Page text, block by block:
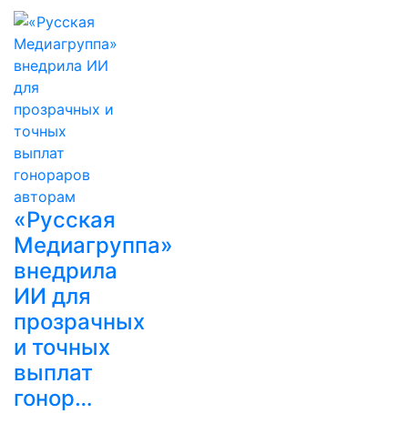
«Русская
Медиагруппа»
внедрила
ИИ для
прозрачных
и точных
выплат
гонор…